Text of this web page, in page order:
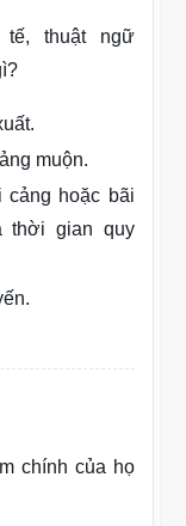
tế, thuật ngữ
muộn.
cảng hoặc bãi
thời gian quy
chính của họ